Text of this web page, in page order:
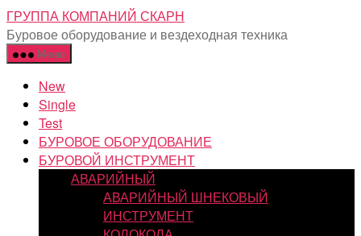
Перейти
к
содержимому
ГРУППА КОМПАНИЙ СКАРН
Буровое оборудование и вездеходная техника
Меню
New
Single
Test
БУРОВОЕ ОБОРУДОВАНИЕ
БУРОВОЙ ИНСТРУМЕНТ
АВАРИЙНЫЙ
АВАРИЙНЫЙ ШНЕКОВЫЙ
ИНСТРУМЕНТ